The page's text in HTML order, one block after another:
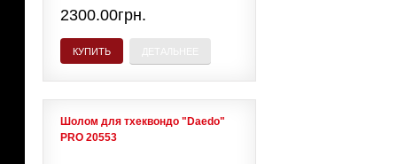
2300.00грн.
КУПИТЬ
Шолом для тхеквондо "Daedo"
PRO 20553